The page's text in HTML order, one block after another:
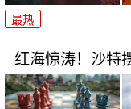
最热
红海惊涛！沙特